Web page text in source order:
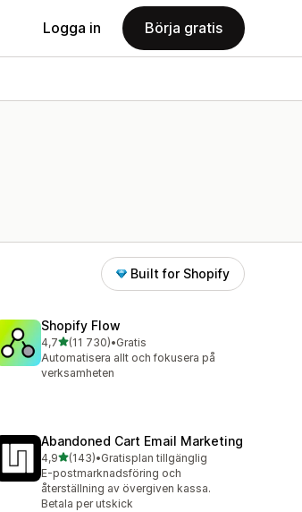
Logga in Börja gratis
Built for Shopify
Shopify Flow
4,7av 5 stjärnor
(11 730)
11730 recensioner totalt
•Gratis
Automatisera allt och fokusera på
verksamheten
Abandoned Cart Email Marketing
4,9av 5 stjärnor
(143)
143 recensioner totalt
•Gratisplan tillgänglig
E-postmarknadsföring och
återställning av övergiven kassa.
Betala per utskick